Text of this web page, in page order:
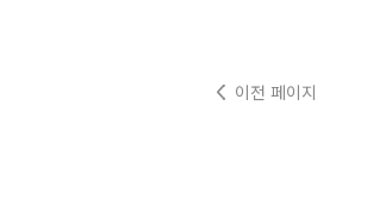
이전 페이지